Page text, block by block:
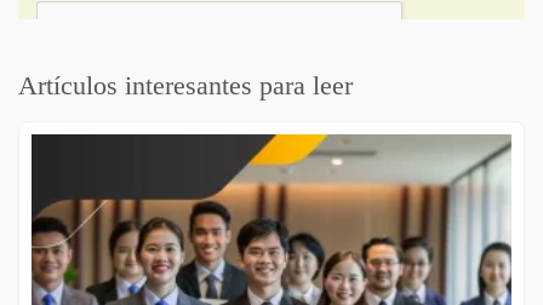
Artículos interesantes para leer